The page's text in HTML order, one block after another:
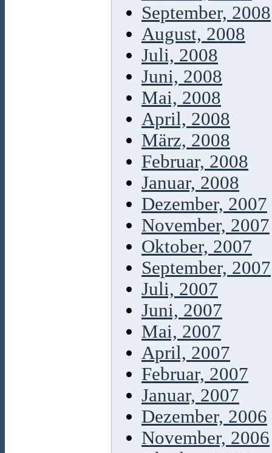
September, 2008
August, 2008
Juli, 2008
Juni, 2008
Mai, 2008
April, 2008
März, 2008
Februar, 2008
Januar, 2008
Dezember, 2007
November, 2007
Oktober, 2007
September, 2007
Juli, 2007
Juni, 2007
Mai, 2007
April, 2007
Februar, 2007
Januar, 2007
Dezember, 2006
November, 2006